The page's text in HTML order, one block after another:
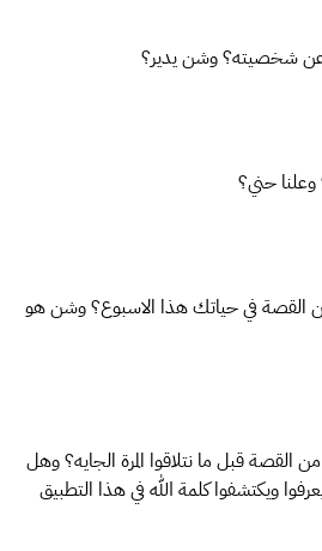
شخصيته؟ وشن يدير؟
حني؟
القصة في حياتك هذا الاسبوع؟ وشن هو
القصة قبل ما نتلاقوا المرة الجايه؟ وهل
ويكتشفوا كلمة الله في هذا التطبيق